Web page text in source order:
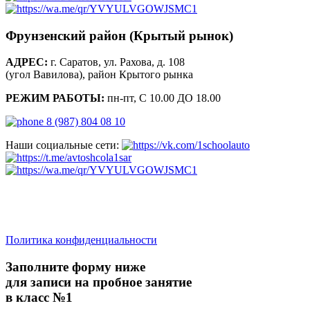
Фрунзенский район (Крытый рынок)
АДРЕС: г. Саратов, ул. Рахова, д. 108
(угол Вавилова), район Крытого рынка
РЕЖИМ РАБОТЫ: пн-пт, С 10.00 ДО 18.00
8 (987) 804 08 10
Наши социальные сети:
Политика конфиденциальности
Заполните форму ниже
для записи на пробное занятие
в класс №1